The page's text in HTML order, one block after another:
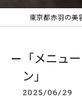
「メニュ
ン」
2025/06/29